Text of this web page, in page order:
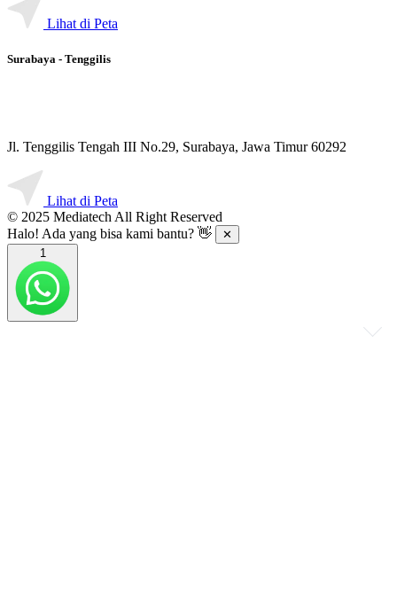
Lihat di Peta
Surabaya - Tenggilis
Jl. Tenggilis Tengah III No.29, Surabaya, Jawa Timur 60292
Lihat di Peta
© 2025 Mediatech All Right Reserved
Halo! Ada yang bisa kami bantu? 👋
✕
1